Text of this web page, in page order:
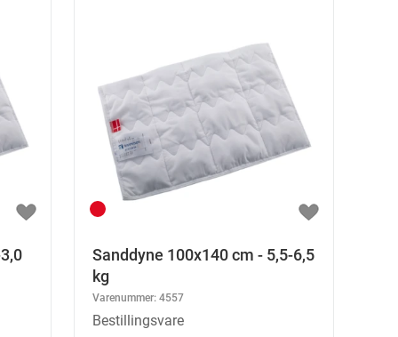
Sanddyne 100x140 cm - 5,5-6,5
kg
Varenummer: 4557
Bestillingsvare